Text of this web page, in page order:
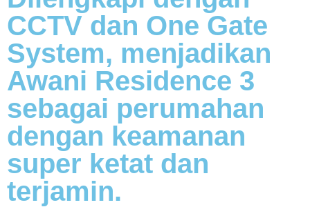
CCTV dan One Gate
System, menjadikan
Awani Residence 3
sebagai perumahan
dengan keamanan
super ketat dan
terjamin.